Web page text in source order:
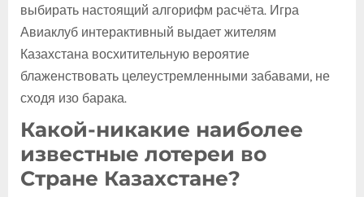
выбирать настоящий алгорифм расчёта. Игра
Авиаклуб интерактивный выдает жителям
Казахстана восхитительную вероятие
блаженствовать целеустремленными забавами, не
сходя изо барака.
Какой-никакие наиболее
известные лотереи во
Стране Казахстане?